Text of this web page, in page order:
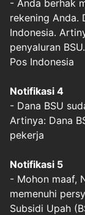
- Anda berhak
rekening Anda.
Indonesia.
penyaluran
Pos Indonesia
Notifikasi 4
- Dana BSU
Artinya: Dana
pekerja
Notifikasi 5
- Mohon maaf,
memenuhi
Subsidi Upah